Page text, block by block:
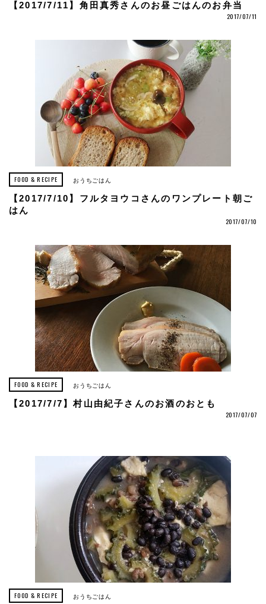
【2017/7/11】角田真秀さんのお昼ごはんのお弁当
2017/07/11
FOOD & RECIPE おうちごはん
【2017/7/10】フルタヨウコさんのワンプレート朝ご
はん
2017/07/10
FOOD & RECIPE おうちごはん
【2017/7/7】村山由紀子さんのお酒のおとも
2017/07/07
FOOD & RECIPE おうちごはん